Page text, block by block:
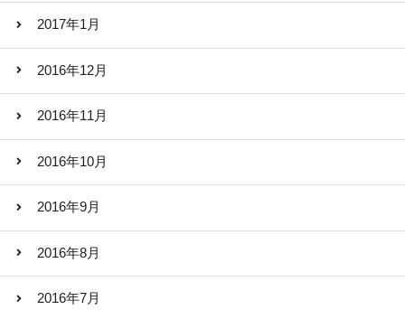
2017年1月
2016年12月
2016年11月
2016年10月
2016年9月
2016年8月
2016年7月